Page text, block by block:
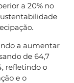
a 20% no
a aumentar
de 64,7
refletindo o
e o